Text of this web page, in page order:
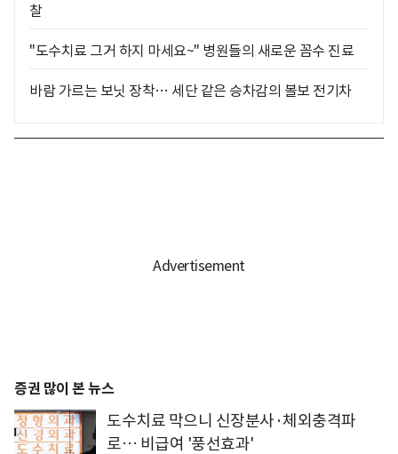
찰
"도수치료 그거 하지 마세요~" 병원들의 새로운 꼼수 진료
바람 가르는 보닛 장착… 세단 같은 승차감의 볼보 전기차
증권 많이 본 뉴스
도수치료 막으니 신장분사·체외충격파
로… 비급여 '풍선효과'